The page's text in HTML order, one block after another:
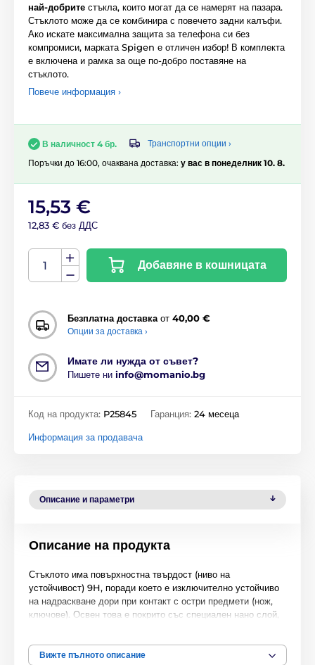
най-добрите стъкла, които могат да се намерят на пазара.
Стъклото може да се комбинира с повечето задни калъфи.
Ако искате максимална защита за телефона си без
компромиси, марката Spigen е отличен избор! В комплекта
е включена и рамка за още по-добро поставяне на
стъклото.
Повече информация ›
В наличност 4 бр.
Транспортни опции ›
Поръчки до 16:00, очаквана доставка: у вас в понеделник 10. 8.
15,53 €
12,83 € без ДДС
Добавяне в кошницата
Безплатна доставкаот 40,00 €
Опции за доставка ›
Имате ли нужда от съвет?
Пишете ни info@momanio.bg
Код на продукта: P25845 Гаранция: 24 месеца
Информация за продавача
Описание и параметри
Описание на продукта
Стъклото има повърхностна твърдост (ниво на
устойчивост) 9H, поради което е изключително устойчиво
на надраскване дори при контакт с остри предмети (нож,
ключове). Освен това е покрито със специален нано слой,
Вижте пълното описание